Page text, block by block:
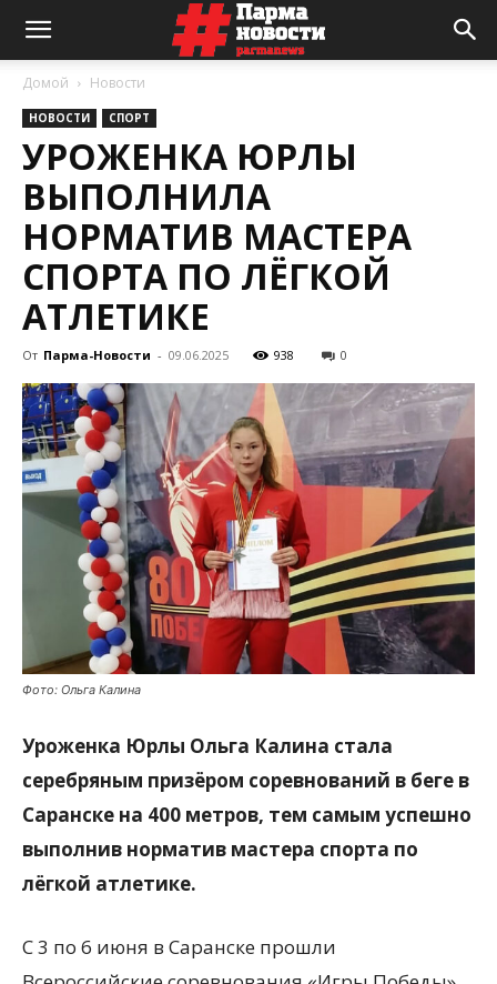
Домой Новости
НОВОСТИ СПОРТ
УРОЖЕНКА ЮРЛЫ
ВЫПОЛНИЛА
НОРМАТИВ МАСТЕРА
СПОРТА ПО ЛЁГКОЙ
АТЛЕТИКЕ
От Парма-Новости - 09.06.2025 938 0
Фото: Ольга Калина
Уроженка Юрлы Ольга Калина стала
серебряным призёром соревнований в беге в
Саранске на 400 метров, тем самым успешно
выполнив норматив мастера спорта по
лёгкой атлетике.
С 3 по 6 июня в Саранске прошли